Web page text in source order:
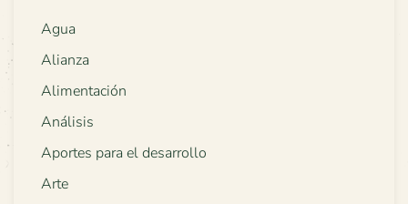
Agua
Alianza
Alimentación
Análisis
Aportes para el desarrollo
Arte